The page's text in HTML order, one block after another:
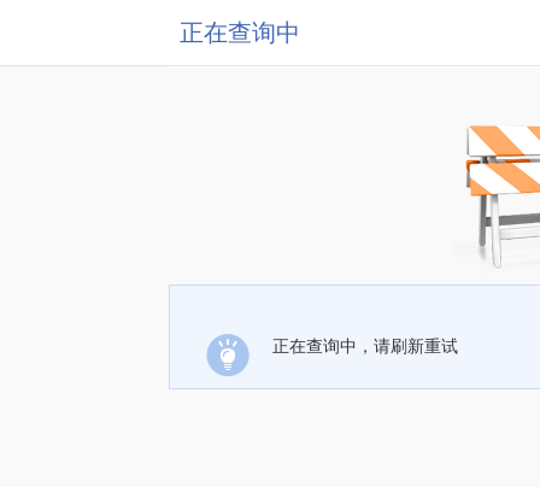
正在查询中
正在查询中，请刷新重试